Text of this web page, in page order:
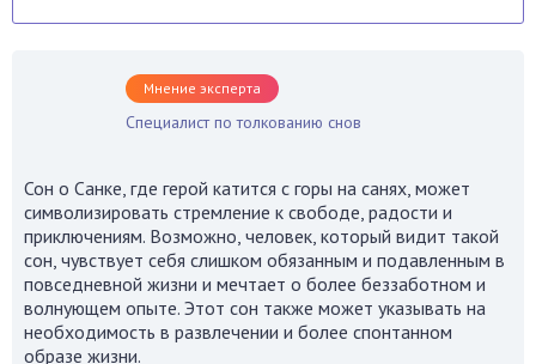
Мнение эксперта
Специалист по толкованию снов
Сон о Санке, где герой катится с горы на санях, может
символизировать стремление к свободе, радости и
приключениям. Возможно, человек, который видит такой
сон, чувствует себя слишком обязанным и подавленным в
повседневной жизни и мечтает о более беззаботном и
волнующем опыте. Этот сон также может указывать на
необходимость в развлечении и более спонтанном
образе жизни.